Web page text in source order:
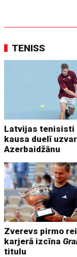
TENISS
Latvijas tenisisti
kausa duelī uzvar
Azerbaidžānu
Zverevs pirmo
karjerā izcīna
titulu